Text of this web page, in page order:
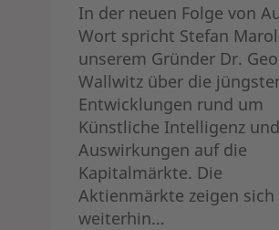
In der neuen Folge von
Wort spricht Stefan
unserem Gründer Dr.
Wallwitz über die
Entwicklungen rund um
Künstliche Intelligenz
Auswirkungen auf die
Kapitalmärkte. Die
Aktienmärkte zeigen sich
weiterhin…